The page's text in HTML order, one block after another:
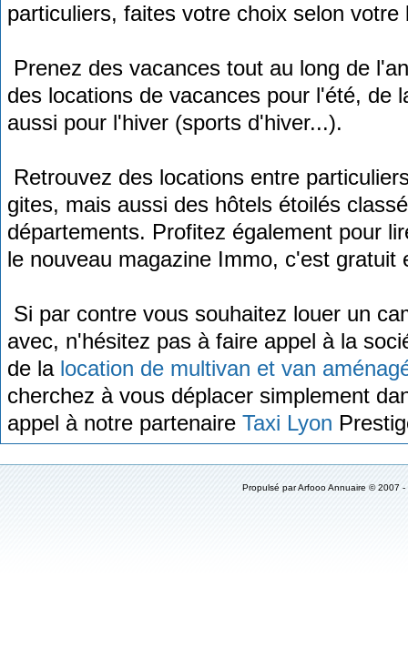
particuliers, faites votre choix selon
Prenez des vacances tout au long de
des locations de vacances pour l'été, de
aussi pour l'hiver (sports d'hiver...).
Retrouvez des locations entre
gites, mais aussi des hôtels étoilés
départements. Profitez également pour
le nouveau magazine Immo, c'est
Si par contre vous souhaitez louer un
avec, n'hésitez pas à faire appel à la
de la location de multivan et van
cherchez à vous déplacer simplement
appel à notre partenaire Taxi Lyon
Propulsé par Arfooo Annuaire ©